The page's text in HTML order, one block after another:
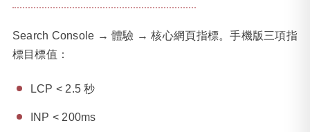
Search Console → 體驗 → 核心網頁指標。手機版三項指
標目標值：
LCP < 2.5 秒
INP < 200ms